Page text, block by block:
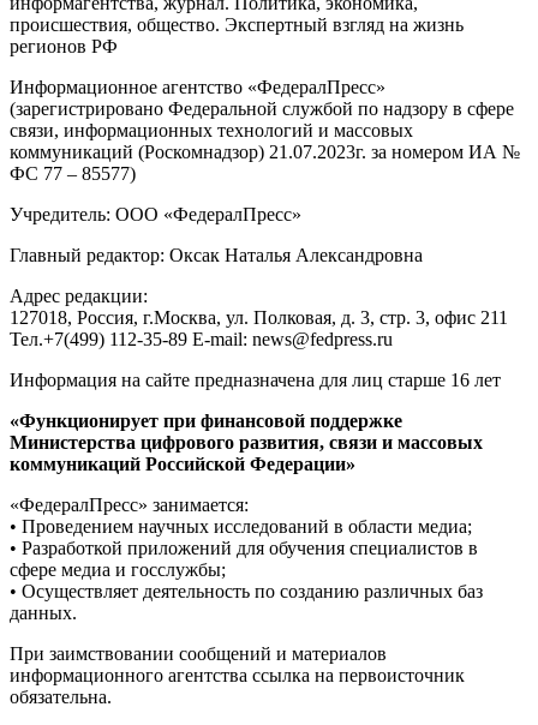
происшествия, общество. Экспертный взгляд на жизнь
регионов РФ
Информационное агентство «ФедералПресс»
(зарегистрировано Федеральной службой по надзору в сфере
связи, информационных технологий и массовых
коммуникаций (Роскомнадзор) 21.07.2023г. за номером ИА №
ФС 77 – 85577)
Учредитель: ООО «ФедералПресс»
Главный редактор: Оксак Наталья Александровна
Адрес редакции:
127018, Россия, г.Москва, ул. Полковая, д. 3, стр. 3, офис 211
Тел.+7(499) 112-35-89 E-mail: news@fedpress.ru
Информация на сайте предназначена для лиц старше 16 лет
«Функционирует при финансовой поддержке
Министерства цифрового развития, связи и массовых
коммуникаций Российской Федерации»
«ФедералПресс» занимается:
• Проведением научных исследований в области медиа;
• Разработкой приложений для обучения специалистов в
сфере медиа и госслужбы;
• Осуществляет деятельность по созданию различных баз
данных.
При заимствовании сообщений и материалов
информационного агентства ссылка на первоисточник
обязательна.